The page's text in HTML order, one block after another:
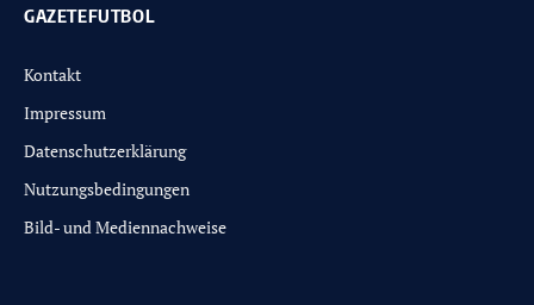
GAZETEFUTBOL
Kontakt
Impressum
Datenschutzerklärung
Nutzungsbedingungen
Bild- und Mediennachweise